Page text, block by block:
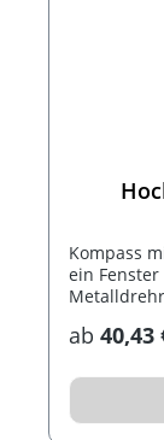
Kompass
ein
Grad
mit
ab 40,43